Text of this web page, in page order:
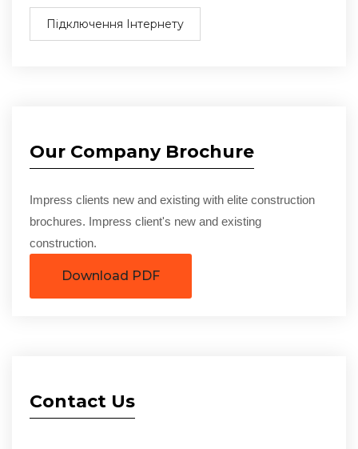
Підключення Інтернету
Our Company Brochure
Impress clients new and existing with elite construction
brochures. Impress client's new and existing
construction.
Download PDF
Contact Us